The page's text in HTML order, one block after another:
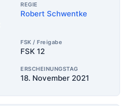
REGIE
Robert Schwentke
FSK / Freigabe
FSK 12
ERSCHEINUNGSTAG
18. November 2021